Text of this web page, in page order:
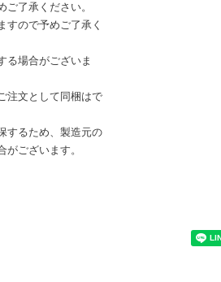
了承ください。
ので予めご了承く
る場合がございま
注文として同梱はで
するため、製造元の
ございます。